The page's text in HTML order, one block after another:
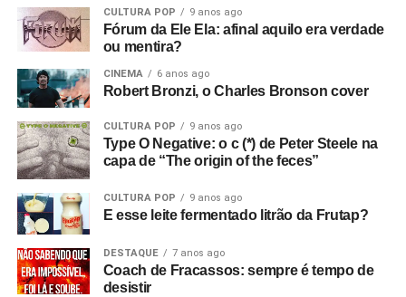
CULTURA POP 9 anos ago
Fórum da Ele Ela: afinal aquilo era verdade
ou mentira?
CINEMA 6 anos ago
Robert Bronzi, o Charles Bronson cover
CULTURA POP 9 anos ago
Type O Negative: o c (*) de Peter Steele na
capa de “The origin of the feces”
CULTURA POP 9 anos ago
E esse leite fermentado litrão da Frutap?
DESTAQUE 7 anos ago
Coach de Fracassos: sempre é tempo de
desistir